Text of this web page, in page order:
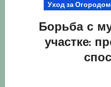
Уход за Огородом
Борьба с
участке: